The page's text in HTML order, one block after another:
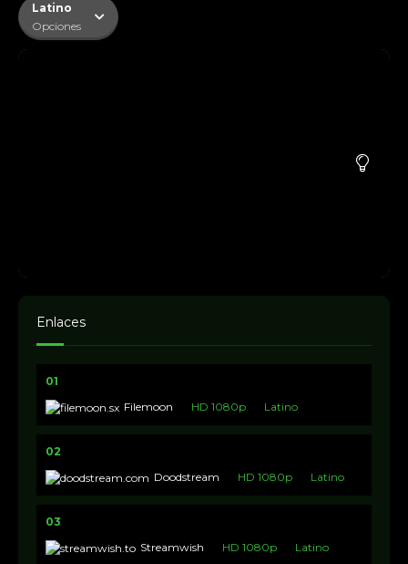
Latino
Opciones
Enlaces
01
Filemoon
HD 1080p Latino
02
Doodstream
HD 1080p Latino
03
Streamwish
HD 1080p Latino